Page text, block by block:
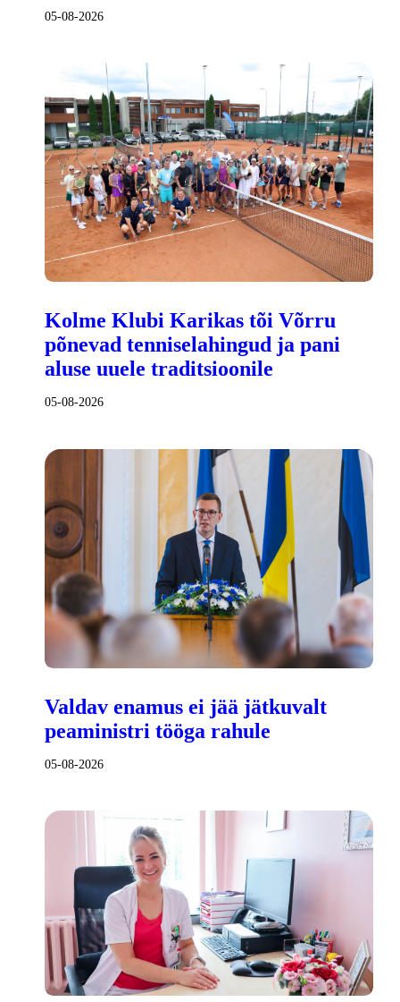
05-08-2026
Kolme Klubi Karikas tõi Võrru
põnevad tenniselahingud ja pani
aluse uuele traditsioonile
05-08-2026
Valdav enamus ei jää jätkuvalt
peaministri tööga rahule
05-08-2026